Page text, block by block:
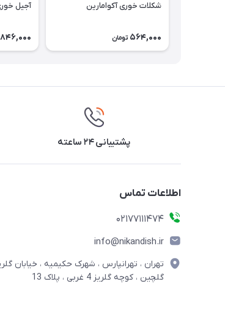
شکلات خوری آکوامارین
564,000 تومان
آجیل
846,000
پشتیبانی ۲۴ ساعته
اطلاعات تماس
02177111474
info@nikandish.ir
تهران ، تهرانپارس ، شهرک حکیمیه ، خیابان
گلچین ، کوچه گلریز 4 غربی ، پلاک 13